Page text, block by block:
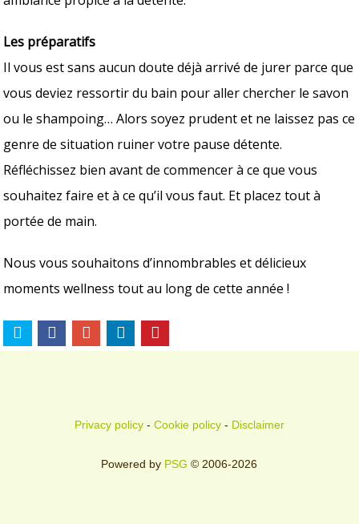
Les préparatifs
Il vous est sans aucun doute déjà arrivé de jurer parce que
vous deviez ressortir du bain pour aller chercher le savon
ou le shampoing… Alors soyez prudent et ne laissez pas ce
genre de situation ruiner votre pause détente.
Réfléchissez bien avant de commencer à ce que vous
souhaitez faire et à ce qu’il vous faut. Et placez tout à
portée de main.
Nous vous souhaitons d’innombrables et délicieux
moments wellness tout au long de cette année !
Privacy policy- Cookie policy- Disclaimer
Powered by PSG © 2006-2026